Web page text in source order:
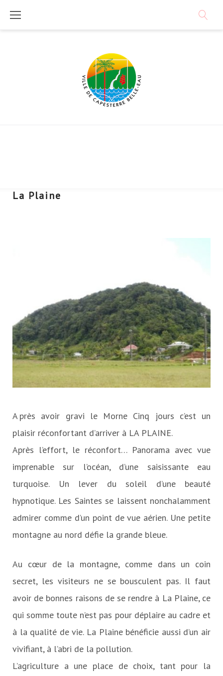
La Plaine
Après avoir gravi le Morne Cinq jours c’est un
plaisir réconfortant d’arriver à LA PLAINE.
Après l’effort, le réconfort… Panorama avec vue
imprenable sur l’océan, d’une saisissante eau
turquoise. Un lever du soleil d’une beauté
hypnotique. Les Saintes se laissent nonchalamment
admirer comme d’un point de vue aérien. Une petite
montagne au nord défie la grande bleue.
Au cœur de la montagne, comme dans un coin
secret, les visiteurs ne se bousculent pas. Il faut
avoir de bonnes raisons de se rendre à La Plaine, ce
qui somme toute n’est pas pour déplaire au cadre et
à la qualité de vie. La Plaine bénéficie aussi d’un air
vivifiant, à l’abri de la pollution.
L’agriculture a une place de choix, tant pour la